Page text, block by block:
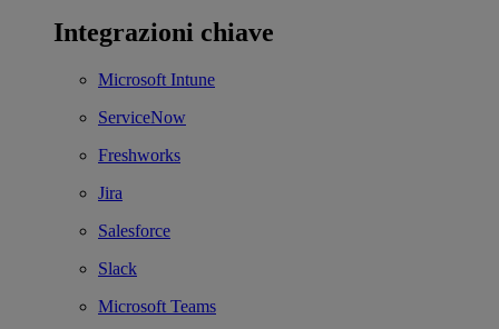
Integrazioni chiave
Microsoft Intune
ServiceNow
Freshworks
Jira
Salesforce
Slack
Microsoft Teams